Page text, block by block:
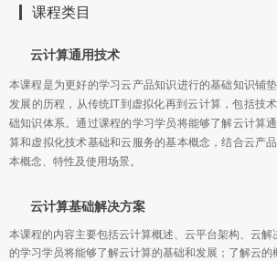
本课程的内容主要包括云计算概述、云平台架构、云
的学习学员将能够了解云计算的基础和发展；了解云
云计算基础解决方案
本课程是为更好的学习云产品知识进行的基础知识铺
发展的历程，从传统IT到虚拟化再到云计算，包括技
础知识体系。通过课程的学习学员将能够了解云计算
算和虚拟化技术基础和云服务的基本概念，结合云产
本概念、特性及使用场景。
课程类目
云计算通用技术